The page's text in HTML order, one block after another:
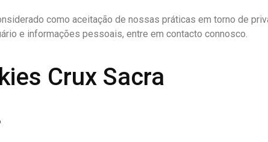
como aceitação de nossas práticas em torno de
e informações pessoais, entre em contacto connosco.
Crux Sacra